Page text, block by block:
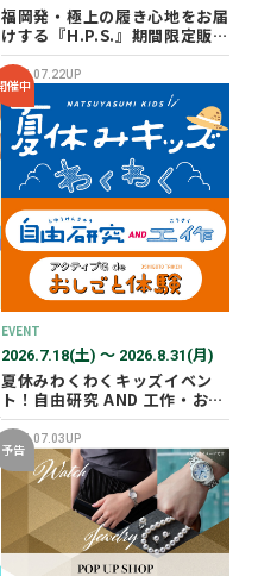
福岡発・極上の履き心地をお届
けする『H.P.S.』期間限定販売
会を開催✨
2026.07.22UP
催中
EVENT
2026.7.18(土) 〜 2026.8.31(月)
夏休みわくわくキッズイベン
ト！自由研究 AND 工作・おし
ごと体験！
2026.07.03UP
予告